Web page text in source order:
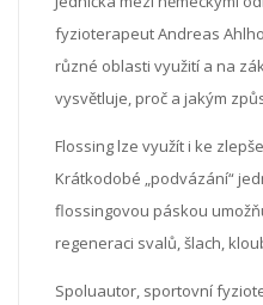
fyzioterapeut Andreas
různé oblasti využití a na
vysvětluje, proč a jakým
Flossing lze využít i ke
Krátkodobé „podvázání“
flossingovou páskou
regeneraci svalů, šlach,
Spoluautor, sportovní